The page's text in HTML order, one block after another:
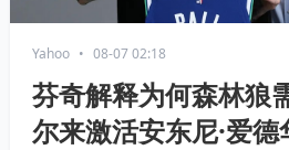
Yahoo • 08-07 02:18
芬奇解释为何森林狼
尔来激活安东尼·爱德